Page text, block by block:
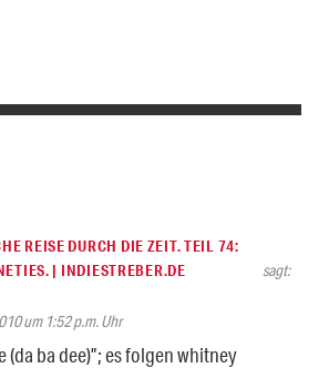
REISE DURCH DIE ZEIT. TEIL 74:
| INDIESTREBER.DE
sagt:
um 1:52 p.m. Uhr
(da ba dee)”; es folgen whitney